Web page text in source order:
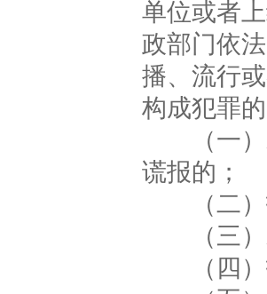
单位或者
政部门依
播、流行
构成犯罪
（一）
谎报的；
（二）
（三）
（四）